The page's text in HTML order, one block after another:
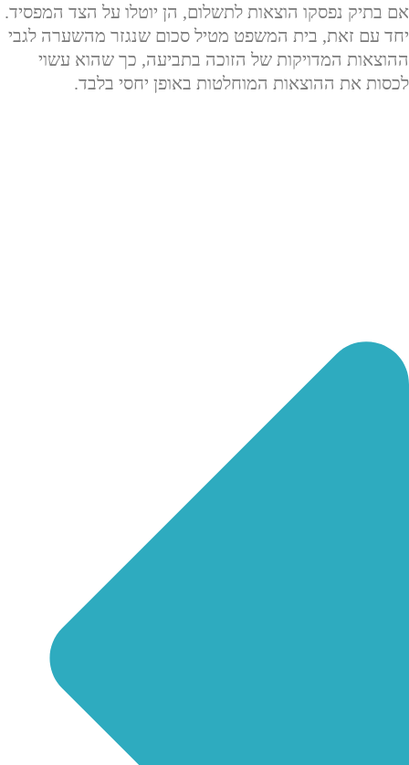
אם בתיק נפסקו הוצאות לתשלום, הן יוטלו על הצד המפסיד.
יחד עם זאת, בית המשפט מטיל סכום שנגזר מהשערה לגבי
ההוצאות המדויקות של הזוכה בתביעה, כך שהוא עשוי
לכסות את ההוצאות המוחלטות באופן יחסי בלבד.